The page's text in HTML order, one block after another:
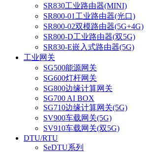
SR830工业路由器(MINI)
SR800-01工业路由器(光口)
SR800-02双模路由器(5G+4G)
SR800-D工业路由器(双5G)
SR830-E嵌入式路由器(5G)
工业网关
SG500能源网关
SG600灯杆网关
SG800边缘计算网关
SG700 AI BOX
SG710边缘计算网关(5G)
SV900车载网关(5G)
SV910车载网关(双5G)
DTU/RTU
SeDTU系列